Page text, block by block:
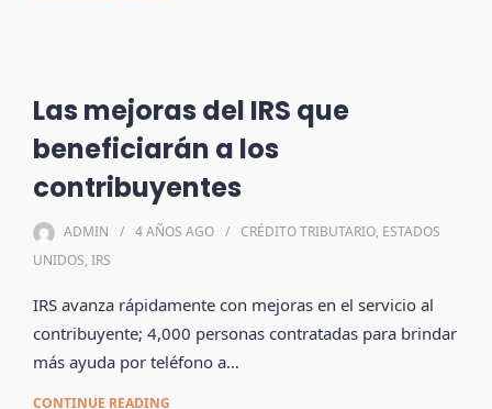
Las mejoras del IRS que
beneficiarán a los
contribuyentes
ADMIN 4 AÑOS AGO CRÉDITO TRIBUTARIO, ESTADOS
UNIDOS, IRS
IRS avanza rápidamente con mejoras en el servicio al
contribuyente; 4,000 personas contratadas para brindar
más ayuda por teléfono a…
CONTINUE READING